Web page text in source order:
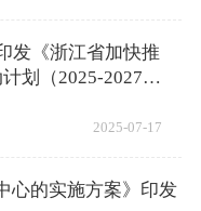
发《浙江省加快推
划（2025-2027
2025-07-17
心的实施方案》印发